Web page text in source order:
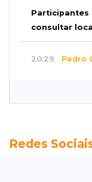
Participantes
consultar
20:29 Pedro
Pantanal
Redes